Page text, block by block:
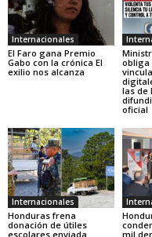
Internacionales
El Faro gana Premio
Gabo con la crónica El
exilio nos alcanza
obliga
las de
oficial
Internacionales
Honduras frena
donación de útiles
escolares enviada
mil